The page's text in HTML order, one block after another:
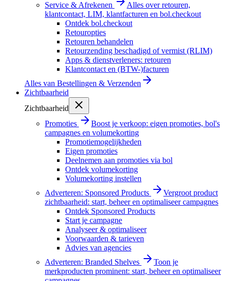
Service & Afrekenen
Alles over retouren,
klantcontact, LIM, klantfacturen en bol.checkout
Ontdek bol.checkout
Retouropties
Retouren behandelen
Retourzending beschadigd of vermist (RLIM)
Apps & dienstverleners: retouren
Klantcontact en (BTW-)facturen
Alles van Bestellingen & Verzenden
Zichtbaarheid
Zichtbaarheid
Promoties
Boost je verkoop: eigen promoties, bol's
campagnes en volumekorting
Promotiemogelijkheden
Eigen promoties
Deelnemen aan promoties via bol
Ontdek volumekorting
Volumekorting instellen
Adverteren: Sponsored Products
Vergroot product
zichtbaarheid: start, beheer en optimaliseer campagnes
Ontdek Sponsored Products
Start je campagne
Analyseer & optimaliseer
Voorwaarden & tarieven
Advies van agencies
Adverteren: Branded Shelves
Toon je
merkproducten prominent: start, beheer en optimaliseer